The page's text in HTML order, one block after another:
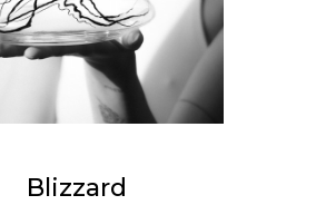
Blizzard